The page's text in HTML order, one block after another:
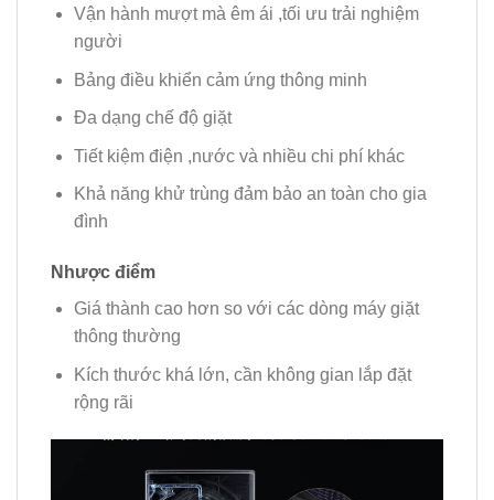
Vận hành mượt mà êm ái ,tối ưu trải nghiệm
người
Bảng điều khiển cảm ứng thông minh
Đa dạng chế độ giặt
Tiết kiệm điện ,nước và nhiều chi phí khác
Khả năng khử trùng đảm bảo an toàn cho gia
đình
Nhược điểm
Giá thành cao hơn so với các dòng máy giặt
thông thường
Kích thước khá lớn, cần không gian lắp đặt
rộng rãi